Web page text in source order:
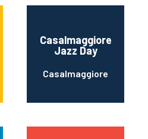
Casalmaggiore
Jazz Day
Casalmaggiore